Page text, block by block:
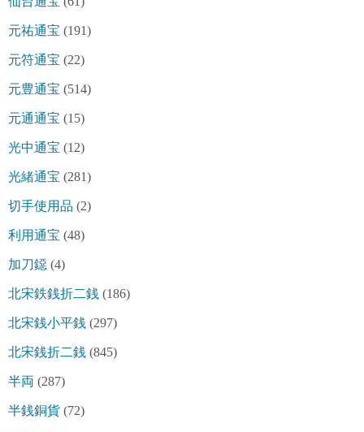
元祐通宝 (191)
元符通宝 (22)
元豊通宝 (514)
元通通宝 (15)
光中通宝 (12)
光緒通宝 (281)
切手使用品 (2)
利用通宝 (48)
加刀鐚 (4)
北宋鉄銭折二銭 (186)
北宋銭小平銭 (297)
北宋銭折二銭 (845)
半両 (287)
半銭銅貨 (72)